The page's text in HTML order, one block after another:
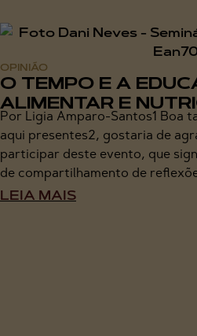
OPINIÃO
O TEMPO E A
ALIMENTAR E
Por Ligia Amparo-Santos1 Boa
aqui presentes2, gostaria de
participar deste evento, que
de compartilhamento de
LEIA MAIS